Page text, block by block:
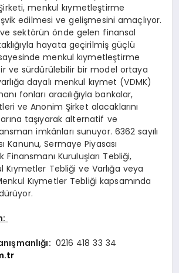
menkul kıymetleştirme
edilmesi ve gelişmesini amaçlıyor.
sektörün önde gelen finansal
hayata geçirilmiş güçlü
menkul kıymetleştirme
ve sürdürülebilir bir model ortaya
dayalı menkul kıymet (VDMK)
fonları aracılığıyla bankalar,
ve Anonim Şirket alacaklarını
taşıyarak alternatif ve
imkânları sunuyor. 6362 sayılı
Kanunu, Sermaye Piyasası
Finansmanı Kuruluşları Tebliği,
Kıymetler Tebliği ve Varlığa veya
Kıymetler Tebliği kapsamında
ışmanlığı: 0216 418 33 34